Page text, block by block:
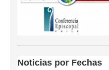
Noticias por Fechas